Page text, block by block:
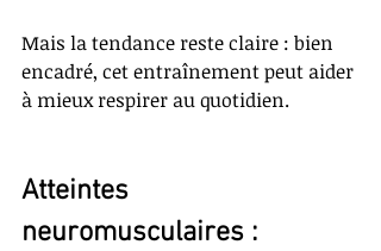
Mais la tendance reste claire : bien
encadré, cet entraînement peut aider
à mieux respirer au quotidien.
Atteintes
neuromusculaires :